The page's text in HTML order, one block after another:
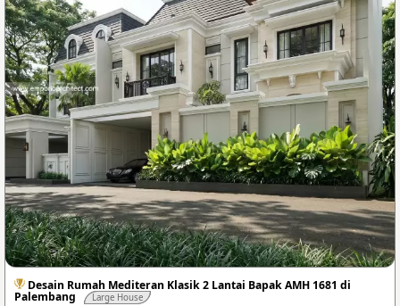
Desain Rumah Mediteran Klasik 2 Lantai Bapak AMH 1681 di
Palembang Large House